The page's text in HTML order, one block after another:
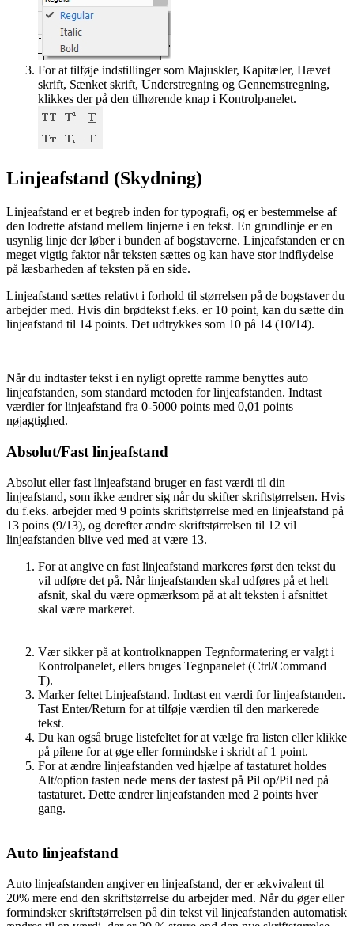
For at tilføje indstillinger som Majuskler, Kapitæler, Hævet
skrift, Sænket skrift, Understregning og Gennemstregning,
klikkes der på den tilhørende knap i Kontrolpanelet.
Linjeafstand (Skydning)
Linjeafstand er et begreb inden for typografi, og er bestemmelse af
den lodrette afstand mellem linjerne i en tekst. En grundlinje er en
usynlig linje der løber i bunden af bogstaverne. Linjeafstanden er en
meget vigtig faktor når teksten sættes og kan have stor indflydelse
på læsbarheden af teksten på en side.
Linjeafstand sættes relativt i forhold til størrelsen på de bogstaver du
arbejder med. Hvis din brødtekst f.eks. er 10 point, kan du sætte din
linjeafstand til 14 points. Det udtrykkes som 10 på 14 (10/14).
Når du indtaster tekst i en nyligt oprette ramme benyttes auto
linjeafstanden, som standard metoden for linjeafstanden. Indtast
værdier for linjeafstand fra 0-5000 points med 0,01 points
nøjagtighed.
Absolut/Fast linjeafstand
Absolut eller fast linjeafstand bruger en fast værdi til din
linjeafstand, som ikke ændrer sig når du skifter skriftstørrelsen. Hvis
du f.eks. arbejder med 9 points skriftstørrelse med en linjeafstand på
13 poins (9/13), og derefter ændre skriftstørrelsen til 12 vil
linjeafstanden blive ved med at være 13.
For at angive en fast linjeafstand markeres først den tekst du
vil udføre det på. Når linjeafstanden skal udføres på et helt
afsnit, skal du være opmærksom på at alt teksten i afsnittet
skal være markeret.
Vær sikker på at kontrolknappen Tegnformatering er valgt i
Kontrolpanelet, ellers bruges Tegnpanelet (Ctrl/Command +
T).
Marker feltet Linjeafstand. Indtast en værdi for linjeafstanden.
Tast Enter/Return for at tilføje værdien til den markerede
tekst.
Du kan også bruge listefeltet for at vælge fra listen eller klikke
på pilene for at øge eller formindske i skridt af 1 point.
For at ændre linjeafstanden ved hjælpe af tastaturet holdes
Alt/option tasten nede mens der tastest på Pil op/Pil ned på
tastaturet. Dette ændrer linjeafstanden med 2 points hver
gang.
Auto linjeafstand
Auto linjeafstanden angiver en linjeafstand, der er ækvivalent til
20% mere end den skriftstørrelse du arbejder med. Når du øger eller
formindsker skriftstørrelsen på din tekst vil linjeafstanden automatisk